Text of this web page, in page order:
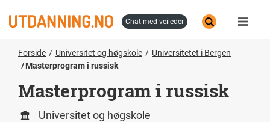
til
chat med veileder
Forside Universitet og høgskole
Universitetet i Bergen
Masterprogram i russisk
Masterprogram i russisk
Universitet og høgskole